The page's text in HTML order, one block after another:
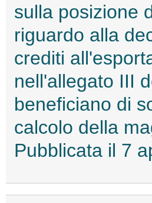
sulla posizione
riguardo alla
crediti
nell'allegato III
beneficiano di
calcolo della
Pubblicata il 7